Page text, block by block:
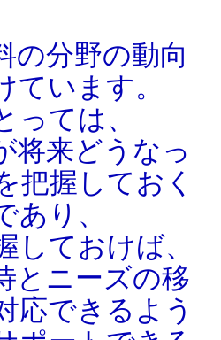
の分野の動向
ています。
っては、
将来どうなっ
把握しておく
あり、
しておけば、
とニーズの移
応できるよう